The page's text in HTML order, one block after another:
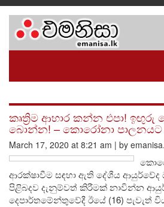
කෘත්‍රිම ආහාර කන්න එපා!
බොන්න! – කොරෝනා පාලනයට
March 17, 2020 at 8:21 am | by
ආරක්ෂාවීම සඳහා ඇති දේශීය
පිළිබදව දැනුම්වත් කිරීමක් නාවින්න
දෙපාර්තමේන්තුවේදී ඊයේ (16) පැවැත්